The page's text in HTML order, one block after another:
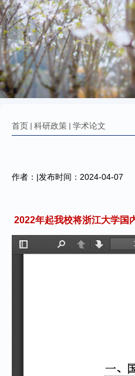
首页 科研政策 学术论文
作者：|发布时间：2024-04-07
2022年起我校将浙江大学国